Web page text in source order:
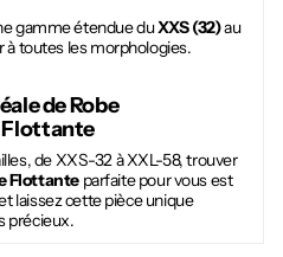
gamme étendue duXXS (32)au
à toutes les morphologies.
deRobe
de XXS-32 à XXL-58, trouver
Flottanteparfaite pour vous est
laissez cette pièce unique
précieux.